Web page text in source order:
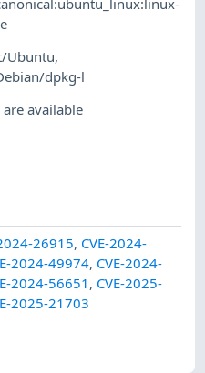
Ubuntu,
dpkg-l
available
26915, CVE-2024-
2024-49974, CVE-2024-
2024-56651 , CVE-2025-
2025-21703